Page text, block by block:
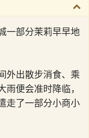
一部分茉莉早早地
外出散步消食、乘
便会准时降临，
走了一部分小商小